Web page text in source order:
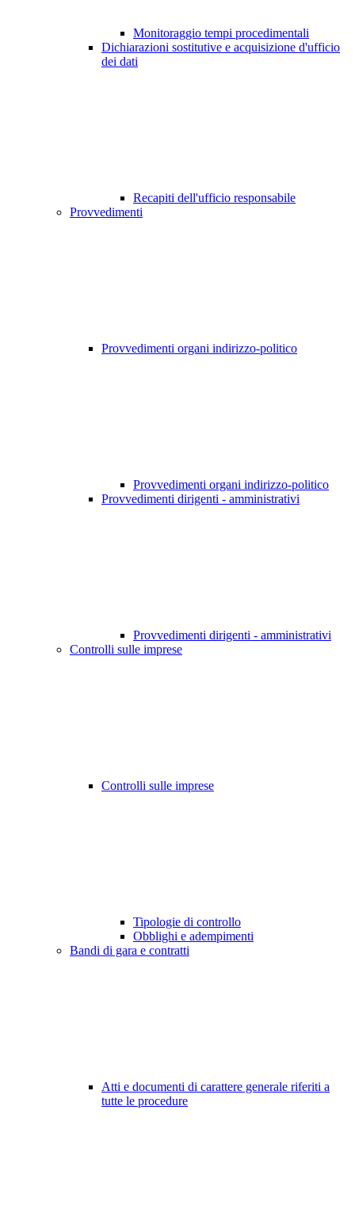
Monitoraggio tempi procedimentali
Dichiarazioni sostitutive e acquisizione d'ufficio
dei dati
Recapiti dell'ufficio responsabile
Provvedimenti
Provvedimenti organi indirizzo-politico
Provvedimenti organi indirizzo-politico
Provvedimenti dirigenti - amministrativi
Provvedimenti dirigenti - amministrativi
Controlli sulle imprese
Controlli sulle imprese
Tipologie di controllo
Obblighi e adempimenti
Bandi di gara e contratti
Atti e documenti di carattere generale riferiti a
tutte le procedure